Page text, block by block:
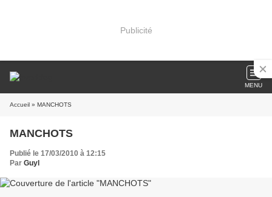
Publicité
MENU
Accueil » MANCHOTS
MANCHOTS
Publié le 17/03/2010 à 12:15
Par Guyl